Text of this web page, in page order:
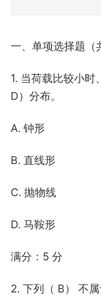
一、单项选择题（
1. 当荷载比较小时
D）分布。
A. 钟形
B. 直线形
C. 抛物线
D. 马鞍形
满分：5 分
2. 下列（ B） 不